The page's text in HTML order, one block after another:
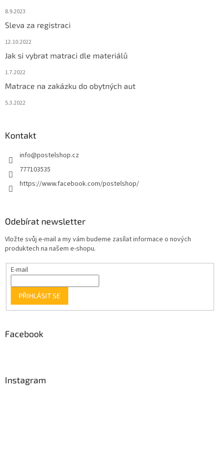
8.9.2023
Sleva za registraci
12.10.2022
Jak si vybrat matraci dle materiálů
1.7.2022
Matrace na zakázku do obytných aut
5.3.2022
Kontakt
info@postelshop.cz
777103535
https://www.facebook.com/postelshop/
Odebírat newsletter
Vložte svůj e-mail a my vám budeme zasílat informace o nových
produktech na našem e-shopu.
E-mail
PŘIHLÁSIT SE
Facebook
Instagram